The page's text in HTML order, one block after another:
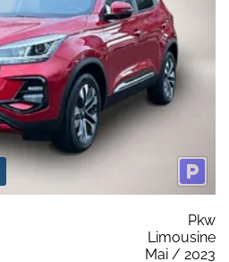
Pkw
Limousine
Mai / 2023